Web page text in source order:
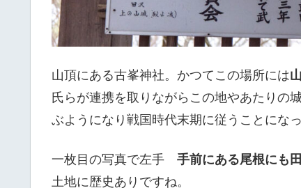
山頂にある古峯神社。かつてこの場所には
氏らが連携を取りながらこの地やあたりの
ぶようになり戦国時代末期に従うことになっ
一枚目の写真で左手 手前にある尾根にも
土地に歴史ありですね。